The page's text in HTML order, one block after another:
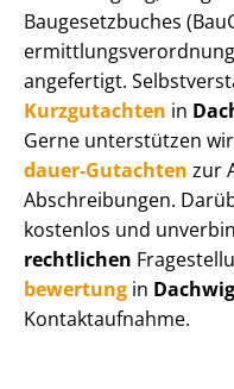
Baugesetzbuches
angefertigt.
Kurzgutachten in
Gerne unterstützen
dau­er-Gutachten zur
Abschreibungen.
kostenlos und
rechtlichen
be­wer­tung in Dachwig
Kontaktaufnahme.